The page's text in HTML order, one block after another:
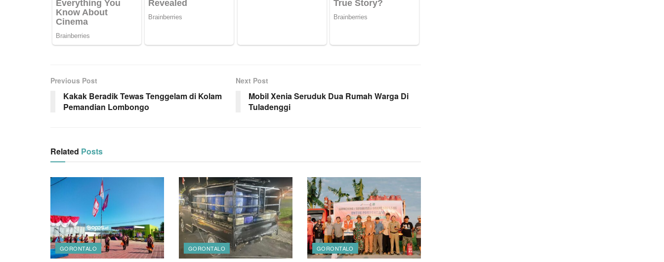
Previous Post
Kakak Beradik Tewas Tenggelam di Kolam
Pemandian Lombongo
Next Post
Mobil Xenia Seruduk Dua Rumah Warga Di
Tuladenggi
Related Posts
GORONTALO GORONTALO GORONTALO